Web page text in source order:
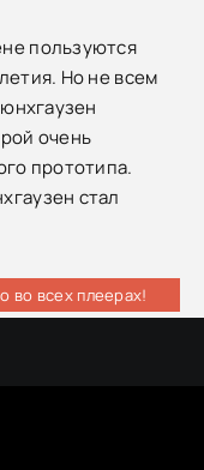
пользуются
Но не всем
очень
прототипа.
стал
во всех плеерах!